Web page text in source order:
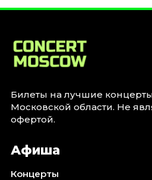
Август 2026
Сентябрь 2026
Ноябрь 2026
Декабрь 2026
Август 2026
Билеты на лучшие
Московской области. Не
офертой.
Афиша
Концерты